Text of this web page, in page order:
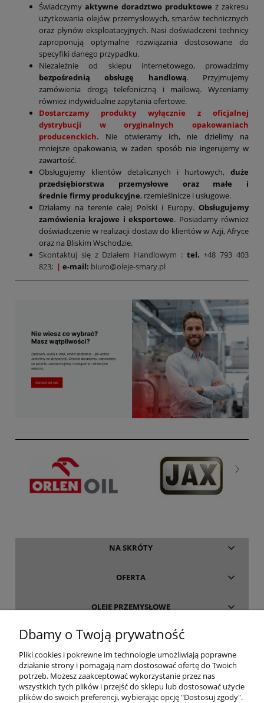
Świadczymy aktywne doradztwo produktowe z zakresu
użytkowania olejów przemysłowych, smarów technicznych
oraz płynów eksploatacyjnych. Nasi doświadczeni technicy
zaproponują optymalne rozwiązania dostosowane do
specyfiki danego przypadku.
Niezależnie od sklepu internetowego, prowadzimy
bezpośrednią obsługę handlową. Przyjmujemy
zamówienia drogą telefoniczną i mailową. Wyceniamy
również indywidualne zapytania ofertowe.
Dostarczamy produkty wyłącznie z oficjalnej
dystrybucji w oryginalnych opakowaniach
producenckich. Nie otwieramy ich, nie dzielimy na
mniejsze opakowania, w żaden sposób nie ingerujemy w
zawartość.
Obsługujemy klientów detalicznych i hurtowych, duże
przedsiębiorstwa przemysłowe oraz małe i
średnie firmy produkcyjne, rzemieślnicze i usługowe.
Działamy na terenie całej Polski i Europy. Obsługujemy
zamówienia krajowe i eksportowe. Posiadamy również
doświadczenie w realizacji dostaw do klientów w Azji, Afryce
oraz na Bliskim Wschodzie.
Skontaktuj się z Działem Handlowym : tel.+48 793 403
823; | e-mail: biuro@oleje-smary.pl
NA SKRÓTY
OFERTA
OLEJE PRZEMYSŁOWE
INFORMACJE
O FIRMIE
Dbamy o Twoją prywatność
Pliki cookies i pokrewne im technologie umożliwiają poprawne
działanie strony i pomagają nam dostosować ofertę do Twoich
potrzeb. Możesz zaakceptować wykorzystanie przez nas
wszystkich tych plików i przejść do sklepu lub dostosować użycie
plików do swoich preferencji, wybierając opcję "Dostosuj zgody".